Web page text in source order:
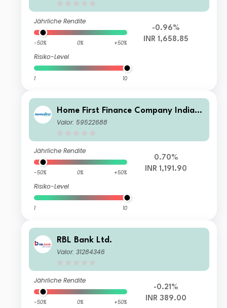
Jährliche Rendite
-50% 0% +50%
Risiko-Level
1 10
-0.96%
INR 1,658.85
Home First Finance Company India L
td.
Valor: 59522688
Jährliche Rendite
-50% 0% +50%
Risiko-Level
1 10
0.70%
INR 1,191.90
RBL Bank Ltd.
Valor: 31284346
Jährliche Rendite
-50% 0% +50%
-0.21%
INR 389.00